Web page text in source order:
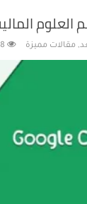
, مقالات مميزة